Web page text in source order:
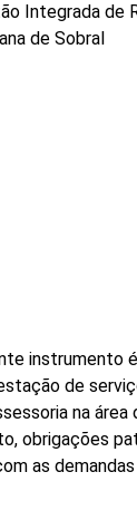
Integrada de
de Sobral
instrumento
de
na área
obrigações
as